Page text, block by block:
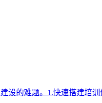
设的难题。1.快速搭建培